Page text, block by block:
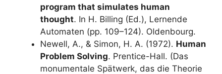
program that simulates human
thought. In H. Billing (Ed.), Lernende
Automaten (pp. 109–124). Oldenbourg.
Newell, A., & Simon, H. A. (1972). Human
Problem Solving. Prentice-Hall. (Das
monumentale Spätwerk, das die Theorie